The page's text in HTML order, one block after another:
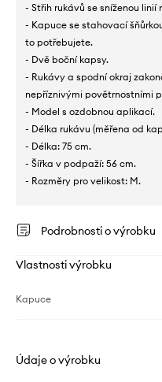
- Střih rukávů se sníženou
- Kapuce se stahovací
to potřebujete.
- Dvě boční kapsy.
- Rukávy a spodní okraj
nepříznivými povětrnostními
- Model s ozdobnou aplikací.
- Délka rukávu (měřena od
- Délka: 75 cm.
- Šířka v podpaží: 56 cm.
- Rozměry pro velikost: M.
Podrobnosti o výrobku
Vlastnosti výrobku
Kapuce
Údaje o výrobku